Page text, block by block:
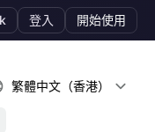
登入 開始使用
繁體中文（香港）